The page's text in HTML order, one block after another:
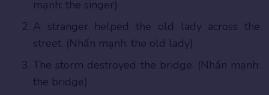
mạnh: the singer)
A stranger helped the old lady across the
street. (Nhấn mạnh: the old lady)
The storm destroyed the bridge. (Nhấn mạnh:
the bridge)